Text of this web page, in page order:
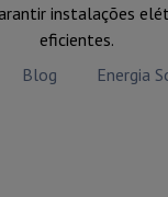
instalações
eficientes.
Blog Energia